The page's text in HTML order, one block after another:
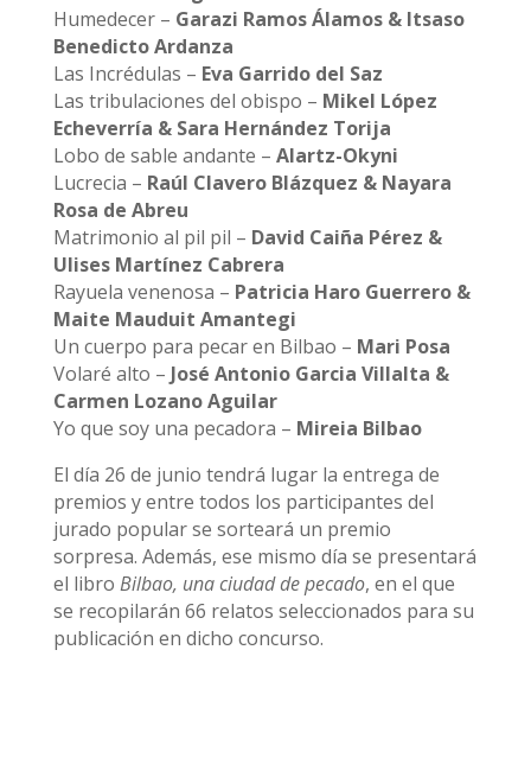
Humedecer – Garazi Ramos Álamos & Itsaso
Benedicto Ardanza
Las Incrédulas – Eva Garrido del Saz
Las tribulaciones del obispo – Mikel López
Echeverría & Sara Hernández Torija
Lobo de sable andante – Alartz-Okyni
Lucrecia – Raúl Clavero Blázquez & Nayara
Rosa de Abreu
Matrimonio al pil pil – David Caiña Pérez &
Ulises Martínez Cabrera
Rayuela venenosa – Patricia Haro Guerrero &
Maite Mauduit Amantegi
Un cuerpo para pecar en Bilbao – Mari Posa
Volaré alto – José Antonio Garcia Villalta &
Carmen Lozano Aguilar
Yo que soy una pecadora – Mireia Bilbao
El día 26 de junio tendrá lugar la entrega de
premios y entre todos los participantes del
jurado popular se sorteará un premio
sorpresa. Además, ese mismo día se presentará
el libro Bilbao, una ciudad de pecado, en el que
se recopilarán 66 relatos seleccionados para su
publicación en dicho concurso.